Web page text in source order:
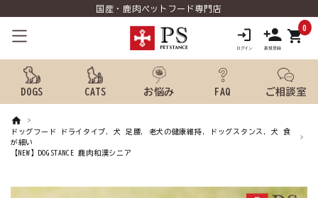
国産・鹿肉ペットフード専門店
shopping_cart0
DOGS CATS お悩み FAQ ご相談室
search
ドッグフード ドライタイプ, 犬 足腰, 老犬の健康維持, ドッグスタンス, 犬 食
が細い
【NEW】DOGSTANCE 鹿肉和漢シニア